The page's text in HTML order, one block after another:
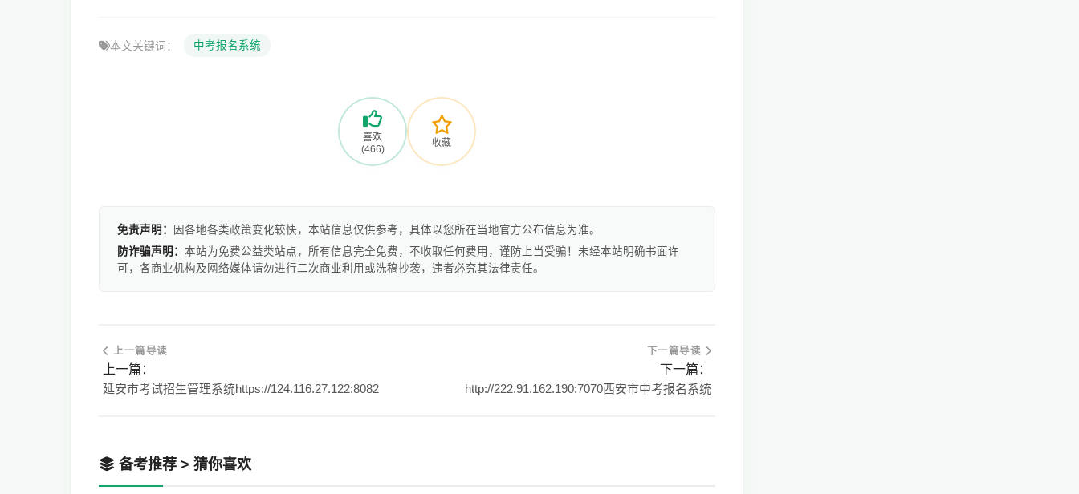
本文关键词： 中考报名系统
喜欢
(466)
收藏
免责声明：
因各地各类政策变化较快，本站信息仅供参考，具体以您所在当地官方公布信息为准。
防诈骗声明： 本站为免费公益类站点，所有信息完全免费，不收取任何费用，谨防上当受骗！未经本站明确书面许
可，各商业机构及网络媒体请勿进行二次商业利用或洗稿抄袭，违者必究其法律责任。
上一篇导读
上一篇：
延安市考试招生管理系统https://124.116.27.122:8082
下一篇导读
下一篇：
http://222.91.162.190:7070西安市中考报名系统
备考推荐 > 猜你喜欢